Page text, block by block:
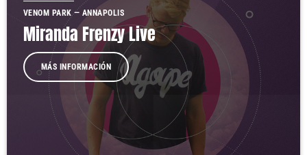
VENOM PARK — ANNAPOLIS
Miranda Frenzy Live
MÁS INFORMACIÓN